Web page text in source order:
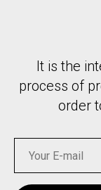
It is the
process of
order